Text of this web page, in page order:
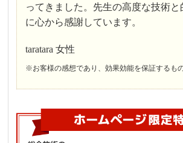
ってきました。先生の高度な技術と
に心から感謝しています。
taratara 女性
※お客様の感想であり、効果効能を保証するも